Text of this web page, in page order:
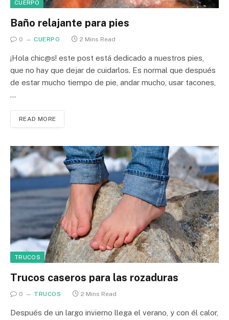
CUERPO
Baño relajante para pies
0 CUERPO 2 Mins Read
¡Hola chic@s! este post está dedicado a nuestros pies,
que no hay que dejar de cuidarlos. Es normal que después
de estar mucho tiempo de pie, andar mucho, usar tacones,
…
READ MORE
TRUCOS
Trucos caseros para las rozaduras
0 TRUCOS 2 Mins Read
Después de un largo invierno llega el verano, y con él calor,